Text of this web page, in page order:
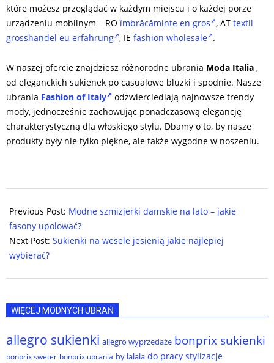
które możesz przeglądać w każdym miejscu i o każdej porze
urządzeniu mobilnym – ROîmbrăcăminte en gros , AT textil
grosshandel eu erfahrung , IE fashion wholesale .
W naszej ofercie znajdziesz różnorodne ubrania Moda Italia ,
od eleganckich sukienek po casualowe bluzki i spodnie. Nasze
ubrania Fashion of Italy
odzwierciedlają najnowsze trendy
mody, jednocześnie zachowując ponadczasową elegancję
charakterystyczną dla włoskiego stylu. Dbamy o to, by nasze
produkty były nie tylko piękne, ale także wygodne w noszeniu.
05-
29
Previous Post: Modne szmizjerki damskie na lato – jakie
fasony upolować?
Next Post: Sukienki na wesele jesienią jakie najlepiej
wybierać?
WIĘCEJ MODNYCH UBRAŃ
allegro sukienki allegro wyprzedaże bonprix sukienki
bonprix sweter bonprix ubrania by lalala do pracy stylizacje